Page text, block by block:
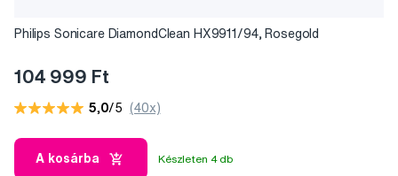
Philips Sonicare DiamondClean HX9911/94, Rosegold
104 999 Ft
5,0/5 (40x)
A kosárba Készleten 4 db